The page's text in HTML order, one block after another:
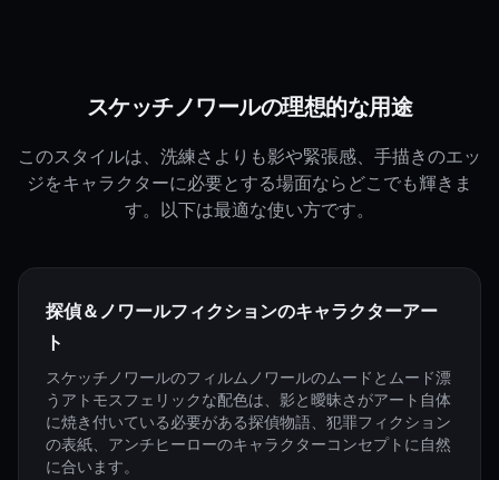
スケッチノワールの理想的な用途
このスタイルは、洗練さよりも影や緊張感、手描きのエッ
ジをキャラクターに必要とする場面ならどこでも輝きま
す。以下は最適な使い方です。
探偵＆ノワールフィクションのキャラクターアー
ト
スケッチノワールのフィルムノワールのムードとムード漂
うアトモスフェリックな配色は、影と曖昧さがアート自体
に焼き付いている必要がある探偵物語、犯罪フィクション
の表紙、アンチヒーローのキャラクターコンセプトに自然
に合います。